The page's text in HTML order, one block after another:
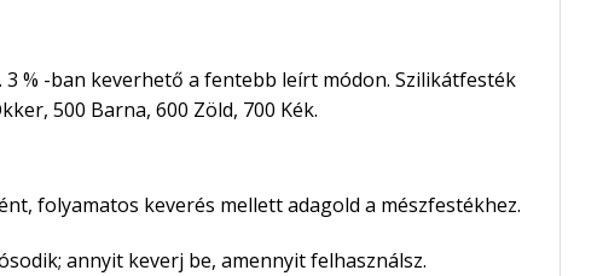
% -ban keverhető a fentebb leírt módon. Szilikátfesték
500 Barna, 600 Zöld, 700 Kék.
folyamatos keverés mellett adagold a mészfestékhez.
annyit keverj be, amennyit felhasználsz.